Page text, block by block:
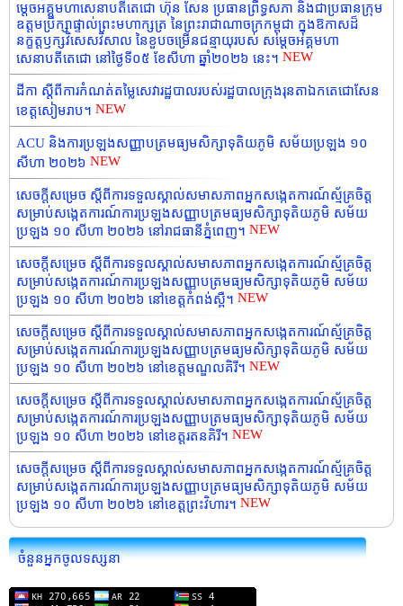
ម្តេចអគ្គមហាសេនាបតីតេជោ ហ៊ុន សែន ប្រធានព្រឹទ្ធសភា និងជាប្រធានក្រុម
ឧត្តមប្រឹក្សាផ្ទាល់ព្រះមហាក្សត្រ នៃព្រះរាជាណាចក្រកម្ពុជា ក្នុងឱកាសដ៏
នក្ខត្តឫក្សវិសេសវិសាល នៃខួបចម្រើនជន្មាយុរបស់ សម្តេចអគ្គមហា
សេនាបតីតេជោ នៅថ្ងៃទី០៥ ខែសីហា ឆ្នាំ២០២៦ នេះ។ NEW
ដីកា ស្តីពីការកំណត់តម្លៃសេវារដ្ឋបាលរបស់រដ្ឋបាលក្រុងរុនតាឯកតេជោសែន
ខេត្តសៀមរាប។ NEW
ACU និងការប្រឡងសញ្ញាបត្រមធ្យមសិក្សាទុតិយភូមិ សម័យប្រឡង ១០
សីហា ២០២៦ NEW
សេចក្តីសម្រេច ស្តីពីការទទួលស្គាល់សមាសភាពអ្នកសង្កេតការណ៍ស្ម័គ្រចិត្ត
សម្រាប់សង្កេតការណ៍ការប្រឡងសញ្ញាបត្រមធ្យមសិក្សាទុតិយភូមិ សម័យ
ប្រឡង ១០ សីហា ២០២៦ នៅរាជធានីភ្នំពេញ។ NEW
សេចក្តីសម្រេច ស្តីពីការទទួលស្គាល់សមាសភាពអ្នកសង្កេតការណ៍ស្ម័គ្រចិត្ត
សម្រាប់សង្កេតការណ៍ការប្រឡងសញ្ញាបត្រមធ្យមសិក្សាទុតិយភូមិ សម័យ
ប្រឡង ១០ សីហា ២០២៦ នៅខេត្តកំពង់ស្ពឺ។ NEW
សេចក្តីសម្រេច ស្តីពីការទទួលស្គាល់សមាសភាពអ្នកសង្កេតការណ៍ស្ម័គ្រចិត្ត
សម្រាប់សង្កេតការណ៍ការប្រឡងសញ្ញាបត្រមធ្យមសិក្សាទុតិយភូមិ សម័យ
ប្រឡង ១០ សីហា ២០២៦ នៅខេត្តមណ្ឌលគិរី។ NEW
សេចក្តីសម្រេច ស្តីពីការទទួលស្គាល់សមាសភាពអ្នកសង្កេតការណ៍ស្ម័គ្រចិត្ត
សម្រាប់សង្កេតការណ៍ការប្រឡងសញ្ញាបត្រមធ្យមសិក្សាទុតិយភូមិ សម័យ
ប្រឡង ១០ សីហា ២០២៦ នៅខេត្តរតនគិរី។ NEW
សេចក្តីសម្រេច ស្តីពីការទទួលស្គាល់សមាសភាពអ្នកសង្កេតការណ៍ស្ម័គ្រចិត្ត
សម្រាប់សង្កេតការណ៍ការប្រឡងសញ្ញាបត្រមធ្យមសិក្សាទុតិយភូមិ សម័យ
ប្រឡង ១០ សីហា ២០២៦ នៅខេត្តព្រះវិហារ។ NEW
ចំនួនអ្នកចូលទស្សនា